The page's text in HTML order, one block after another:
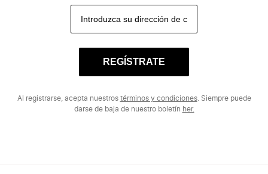
REGÍSTRATE
Al registrarse, acepta nuestros términos y condiciones. Siempre puede
darse de baja de nuestro boletín her.